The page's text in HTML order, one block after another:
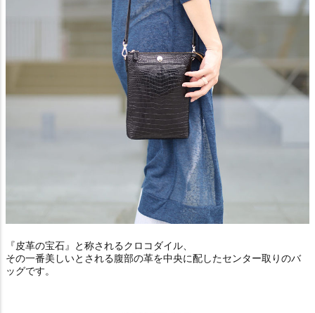
『皮革の宝石』と称されるクロコダイル、
その一番美しいとされる腹部の革を中央に配したセンター取りのバ
ッグです。